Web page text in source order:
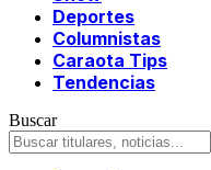
Deportes
Columnistas
Caraota Tips
Tendencias
Buscar